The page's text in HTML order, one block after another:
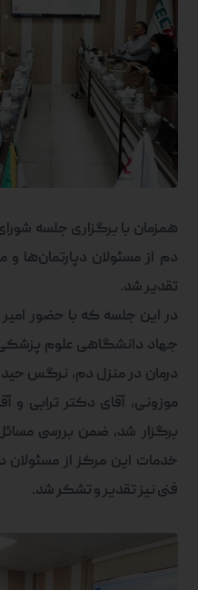
همزمان با برگزاری جلسه
دم از مسئولان دپارتمان‌ها
تقدیر شد.
در این جلسه که با حضور امیر
جهاد دانشگاهی علوم پزشکی
درمان در منزل دم، نرگس
موزونی، آقای دکتر ترابی و
برگزار شد، ضمن بررسی
خدمات این مرکز از مسئولان
فنی نیز تقدیر و تشکر شد.